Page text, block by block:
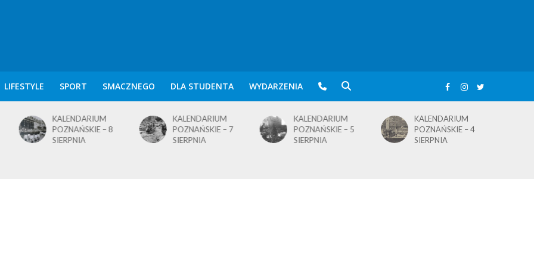
LIFESTYLE SPORT SMACZNEGO DLA STUDENTA WYDARZENIA
KALENDARIUM
POZNAŃSKIE – 8
SIERPNIA
KALENDARIUM
POZNAŃSKIE – 7
SIERPNIA
KALENDARIUM
POZNAŃSKIE – 5
SIERPNIA
KALENDARIUM
POZNAŃSKIE – 4
SIERPNIA